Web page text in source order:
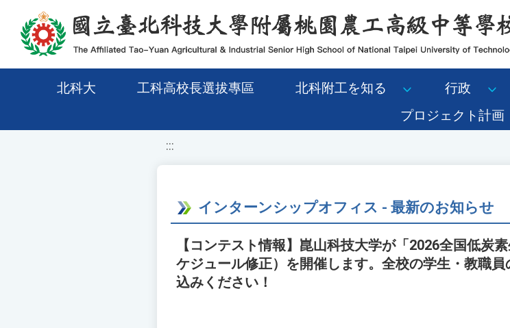
移至網頁之主要內容區位置
北科大 工科高校長選拔專區 北科附工を知る 行政
プロジェクト計画
:::
インターンシップオフィス - 最新のお知らせ
【コンテスト情報】崑山科技大学が「2026全国低炭
ケジュール修正）を開催します。全校の学生・教職
込みください！